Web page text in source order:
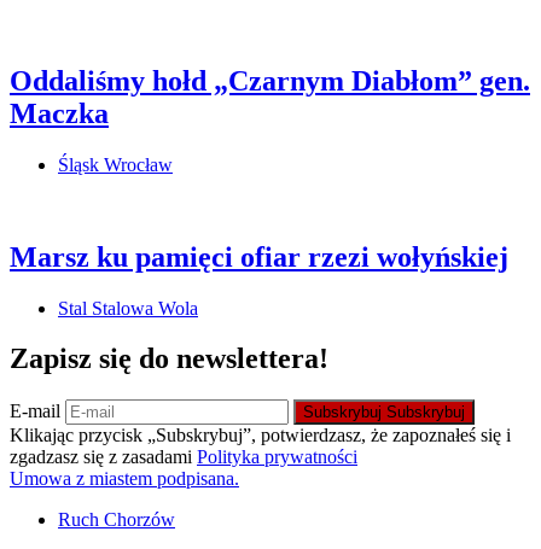
Oddaliśmy hołd „Czarnym Diabłom” gen.
Maczka
Śląsk Wrocław
Marsz ku pamięci ofiar rzezi wołyńskiej
Stal Stalowa Wola
Zapisz się do newslettera!
E-mail Subskrybuj Subskrybuj
Klikając przycisk „Subskrybuj”, potwierdzasz, że zapoznałeś się i
zgadzasz się z zasadami Polityka prywatności
Umowa z miastem podpisana.
Ruch Chorzów